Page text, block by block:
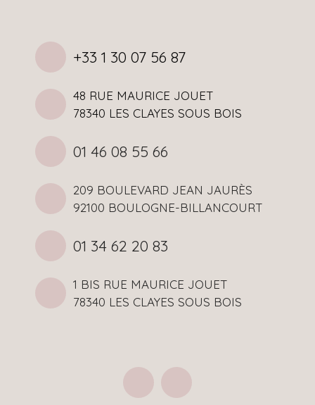
+33 1 30 07 56 87
48 RUE MAURICE JOUET
78340 LES CLAYES SOUS BOIS
01 46 08 55 66
209 BOULEVARD JEAN JAURÈS
92100 BOULOGNE-BILLANCOURT
01 34 62 20 83
1 BIS RUE MAURICE JOUET
78340 LES CLAYES SOUS BOIS